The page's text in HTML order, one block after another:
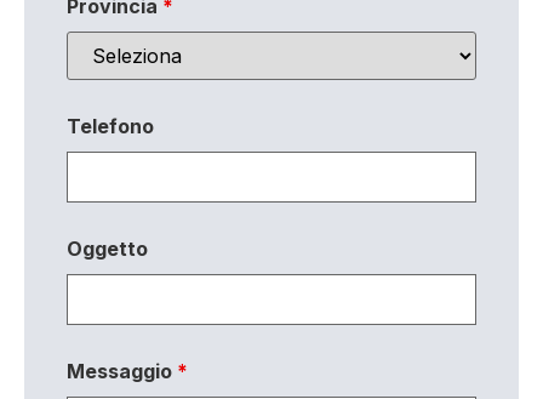
Provincia *
Telefono
Oggetto
Messaggio *